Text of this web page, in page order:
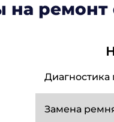
на
Замена